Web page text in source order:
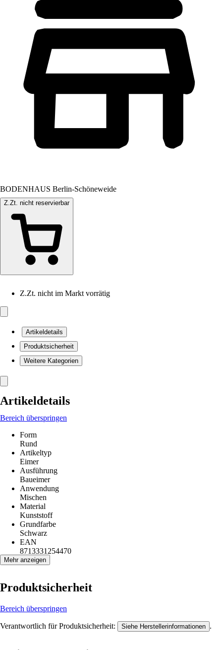
BODENHAUS Berlin-Schöneweide
Z.Zt. nicht reservierbar
Z.Zt. nicht im Markt vorrätig
Artikeldetails
Produktsicherheit
Weitere Kategorien
Artikeldetails
Bereich überspringen
Form
Rund
Artikeltyp
Eimer
Ausführung
Baueimer
Anwendung
Mischen
Material
Kunststoff
Grundfarbe
Schwarz
EAN
8713331254470
Mehr anzeigen
Produktsicherheit
Bereich überspringen
Verantwortlich für Produktsicherheit: Siehe Herstellerinformationen .